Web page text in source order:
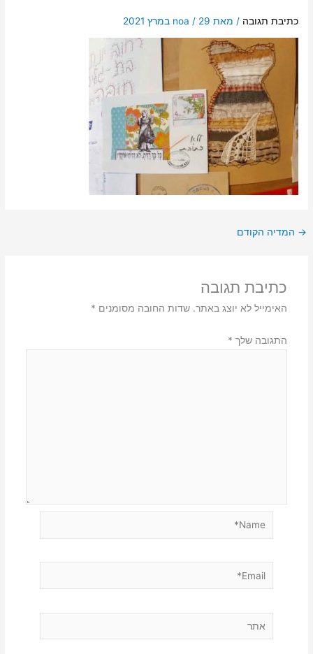
כתיבת תגובה / מאת noa / 29 במרץ 2021
→ המדיה הקודם
כתיבת תגובה
האימייל לא יוצג באתר. שדות החובה מסומנים *
התגובה שלך *
Email*